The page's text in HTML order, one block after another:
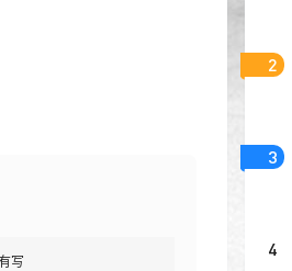
写
2
3
4